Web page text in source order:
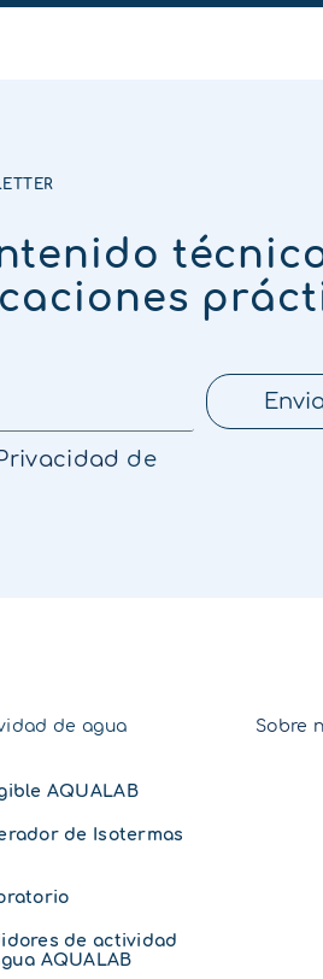
de
de agua
AQUALAB
de Isotermas
de actividad
AQUALAB
Sobre